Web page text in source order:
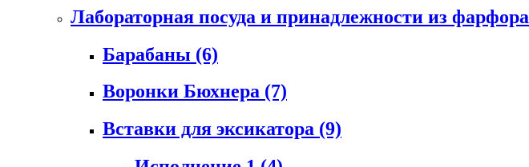
Лабораторная посуда и принадлежности из фарфора
Барабаны (6)
Воронки Бюхнера (7)
Вставки для эксикатора (9)